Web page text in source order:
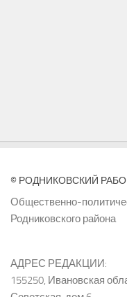
© РОДНИКОВСКИЙ
Общественно-
Родниковского района
АДРЕС РЕДАКЦИИ:
155250, Ивановская